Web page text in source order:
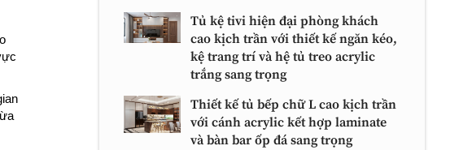
Tủ kệ tivi hiện đại phòng khách
cao kịch trần với thiết kế ngăn kéo,
kệ trang trí và hệ tủ treo acrylic
trắng sang trọng
Thiết kế tủ bếp chữ L cao kịch trần
với cánh acrylic kết hợp laminate
và bàn bar ốp đá sang trọng